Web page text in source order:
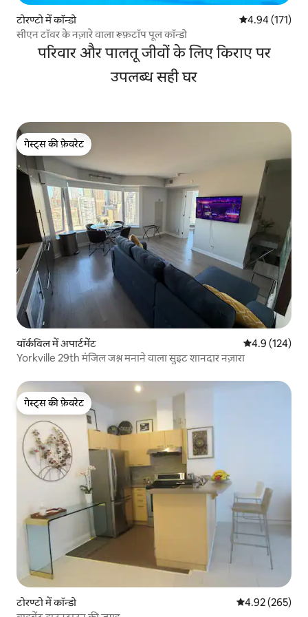
टोरण्टो में कॉन्डो औसत रेटिंग 5 में से
4.94 (171)
सीएन टॉवर के नज़ारे वाला रूफ़टॉप पूल कॉन्डो
परिवार और पालतू जीवों के लिए किराए पर
उपलब्ध सही घर
गेस्ट्स की फ़ेवरेट
गेस्ट्स की फ़ेवरेट
यॉर्कविल में अपार्टमेंट औसत रेटिंग 5 में
4.9 (124)
Yorkville 29th मंजिल जश्न मनाने वाला सुइट शानदार नज़ारा
गेस्ट्स की फ़ेवरेट
गेस्ट्स की फ़ेवरेट
टोरण्टो में कॉन्डो औसत रेटिंग 5 में से
4.92 (265)